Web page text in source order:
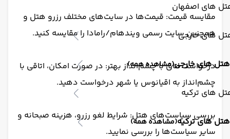
های اصفهان
های خارجی
هتل های خارجی(مشاهده همه)
های ترکیه
هتل های ترکیه(مشاهده همه)
مقایسه قیمت: قیمت‌ها در سایت‌های مختلف رزرو هتل و
همچنین سایت رسمی ویندهام/رامادا را مقایسه کنید.
درخواست اتاق با چشم‌انداز بهتر: در صورت امکان، اتاقی با
چشم‌انداز به اقیانوس یا شهر درخواست دهید.
بررسی سیاست‌های هتل: شرایط لغو رزرو، هزینه صبحانه و
سایر سیاست‌ها را بررسی نمایید.